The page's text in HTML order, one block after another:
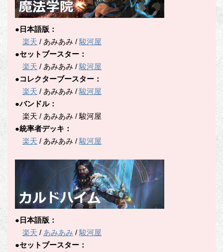
●日本語版：
楽天 / あみあみ / 駿河屋
●セットブースター：
楽天 / あみあみ / 駿河屋
●コレクターブースター：
楽天 / あみあみ / 駿河屋
●バンドル：
楽天 / あみあみ / 駿河屋
●統率者デッキ：
楽天 / あみあみ / 駿河屋
●日本語版：
楽天 / あみあみ / 駿河屋
●セットブースター：